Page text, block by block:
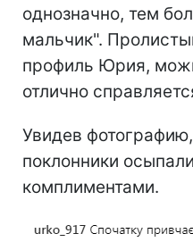
однозначно, тем
мальчик".
профиль Юрия,
отлично
Увидев
поклонники
комплиментами.